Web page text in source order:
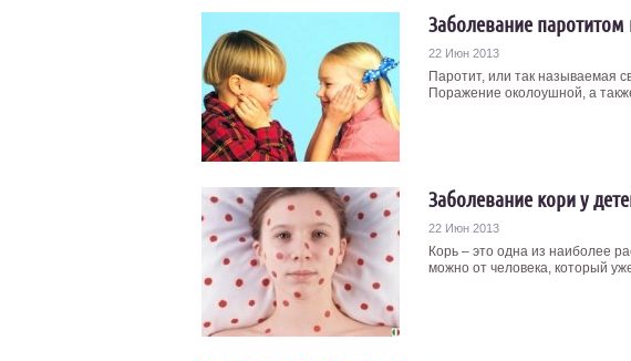
Заболевание
22 Июн 2013
Паротит, или так называемая
Поражение околоушной, а
Заболевание кори у
22 Июн 2013
Корь – это одна из наиболее
можно от человека, который